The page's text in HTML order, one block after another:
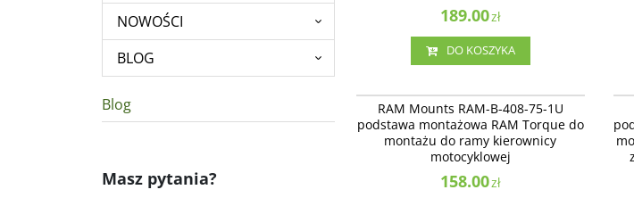
189.00zł
DO KOSZYKA
RAM Mounts RAM-B-408-75-1U podstawa
montażowa RAM Torque do montażu do ramy
kierownicy motocyklowej
RAM Mounts RAM-B-408-75-1U
podstawa montażowa RAM Torque do
montażu do ramy kierownicy
motocyklowej
158.00zł
2”
NOWOŚCI
BLOG
Blog
Masz pytania?